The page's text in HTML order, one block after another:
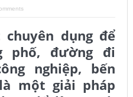
dụng để
phố, đường đi
nghiệp, bến
một giải pháp